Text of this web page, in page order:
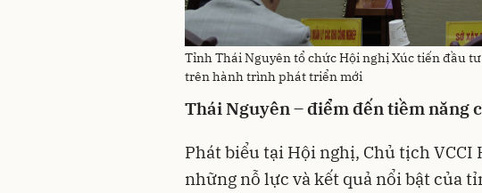
Tỉnh Thái Nguyên tổ chức Hội nghị Xúc tiến đầu
trên hành trình phát triển mới
Thái Nguyên – điểm đến tiềm năng
Phát biểu tại Hội nghị, Chủ tịch VCCI
những nỗ lực và kết quả nổi bật của